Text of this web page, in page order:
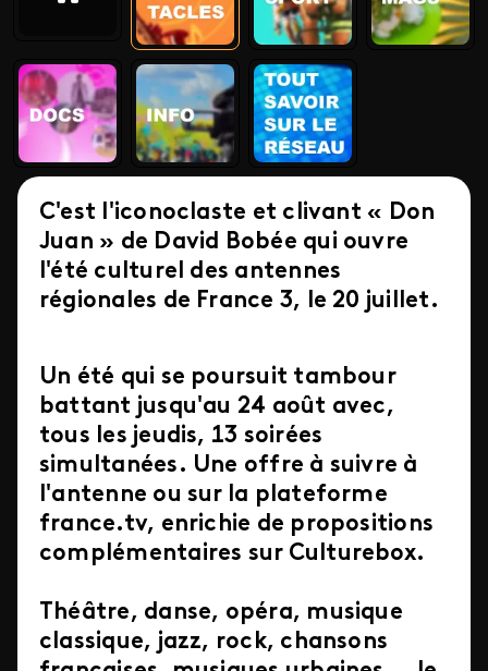
C'est l'iconoclaste et clivant « Don
Juan » de David Bobée qui ouvre
l'été culturel des antennes
régionales de France 3, le 20 juillet.
Un été qui se poursuit tambour
battant jusqu'au 24 août avec,
tous les jeudis, 13 soirées
simultanées. Une offre à suivre à
l'antenne ou sur la plateforme
france.tv, enrichie de propositions
complémentaires sur Culturebox.
Théâtre, danse, opéra, musique
classique, jazz, rock, chansons